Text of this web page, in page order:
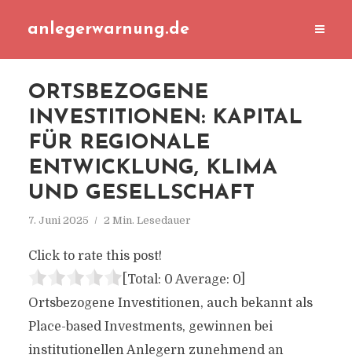
anlegerwarnung.de
ORTSBEZOGENE
INVESTITIONEN: KAPITAL
FÜR REGIONALE
ENTWICKLUNG, KLIMA
UND GESELLSCHAFT
7. Juni 2025 2 Min. Lesedauer
Click to rate this post!
[Total: 0 Average: 0]
Ortsbezogene Investitionen, auch bekannt als
Place-based Investments, gewinnen bei
institutionellen Anlegern zunehmend an